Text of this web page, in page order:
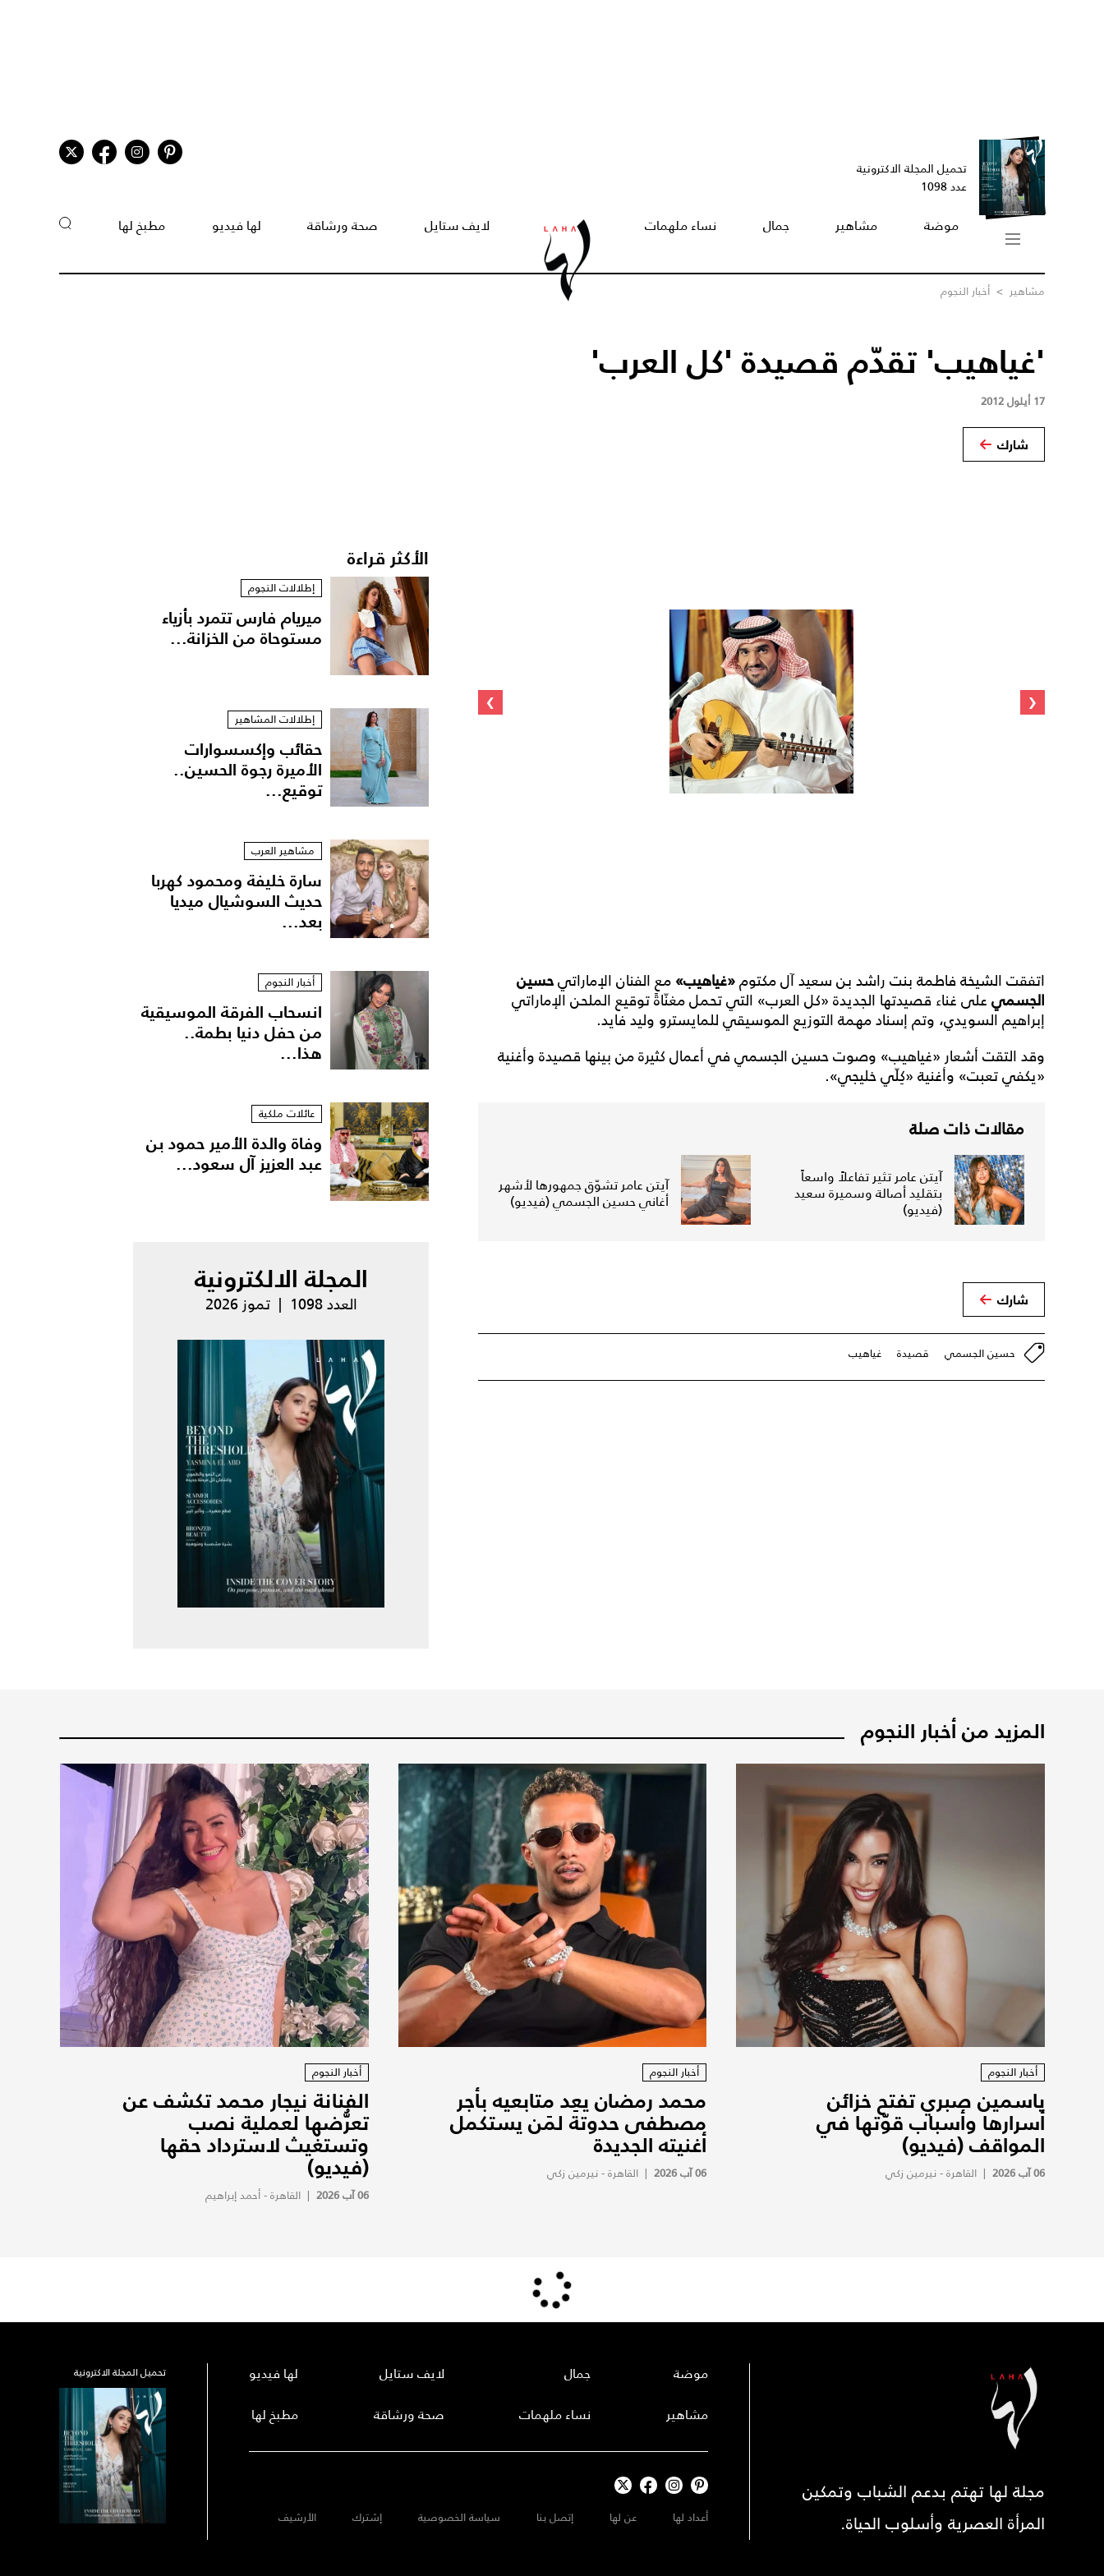
تحميل المجلة الاكترونية
عدد 1098
موضة مشاهير جمال نساء ملهمات لايف ستايل صحة ورشاقة لها فيديو مطبخ لها
مشاهير > أخبار النجوم
'غياهيب' تقدّم قصيدة 'كل العرب'
17 أيلول 2012
شارك
‹
›
اتفقت الشيخة فاطمة بنت راشد بن سعيد آل مكتوم«غياهيب» مع الفنان الإماراتيحسين
الجسمي على غناء قصيدتها الجديدة «كل العرب» التي تحمل مغنّاةً توقيع الملحن الإماراتي
إبراهيم السويدي، وتم إسناد مهمة التوزيع الموسيقي للمايسترو وليد فايد.
وقد التقت أشعار «غياهيب» وصوت حسين الجسمي في أعمال كثيرة من بينها قصيدة وأغنية
«يكفي تعبت» وأغنية «كِلّي خليجي».
مقالات ذات صلة
آيتن عامر تثير تفاعلاً واسعاً
بتقليد أصالة وسميرة سعيد
(فيديو)
آيتن عامر تشوّق جمهورها لأشهر
أغاني حسين الجسمي (فيديو)
شارك
حسين الجسمي قصيدة غياهيب
الأكثر قراءة
إطلالات النجوم
ميريام فارس تتمرد بأزياء
مستوحاة من الخزانة...
إطلالات المشاهير
حقائب وإكسسوارات
الأميرة رجوة الحسين..
توقيع...
مشاهير العرب
سارة خليفة ومحمود كهربا
حديث السوشيال ميديا
بعد...
أخبار النجوم
انسحاب الفرقة الموسيقية
من حفل دنيا بطمة..
هذا...
عائلات ملكية
وفاة والدة الأمير حمود بن
عبد العزيز آل سعود...
المجلة الالكترونية
العدد 1098 | تموز 2026
المزيد من أخبار النجوم
أخبار النجوم
ياسمين صبري تفتح خزائن
أسرارها وأسباب قوّتها في
المواقف (فيديو)
06 آب 2026 | القاهرة - نيرمين زكي
أخبار النجوم
محمد رمضان يعِد متابعيه بأجر
مصطفى حدوتة لمَن يستكمل
أغنيته الجديدة
06 آب 2026 | القاهرة - نيرمين زكي
أخبار النجوم
الفنانة نيجار محمد تكشف عن
تعرُّضها لعملية نصب
وتستغيث لاسترداد حقها
(فيديو)
06 آب 2026 |القاهرة - أحمد إبراهيم
مجلة لها تهتم بدعم الشباب وتمكين
المرأة العصرية وأسلوب الحياة.
موضة
مشاهير
جمال
نساء ملهمات
لايف ستايل
صحة ورشاقة
لها فيديو
مطبخ لها
أعداد لها عن لها إتصل بنا سياسة الخصوصية إشترك الأرشيف
تحميل المجلة الاكترونية